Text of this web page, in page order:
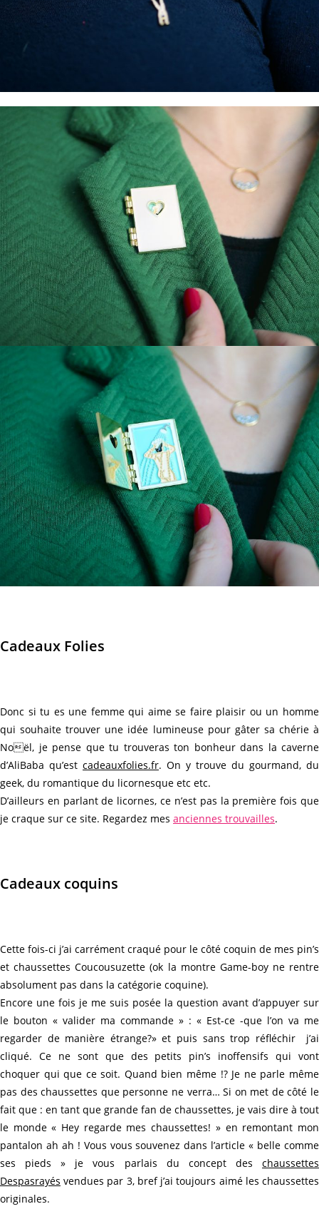
Cadeaux Folies
Donc si tu es une femme qui aime se faire plaisir ou un homme
qui souhaite trouver une idée lumineuse pour gâter sa chérie à
Noël, je pense que tu trouveras ton bonheur dans la caverne
d’AliBaba qu’est cadeauxfolies.fr. On y trouve du gourmand, du
geek, du romantique du licornesque etc etc.
D’ailleurs en parlant de licornes, ce n’est pas la première fois que
je craque sur ce site. Regardez mes anciennes trouvailles.
Cadeaux coquins
Cette fois-ci j’ai carrément craqué pour le côté coquin de mes pin’s
et chaussettes Coucousuzette (ok la montre Game-boy ne rentre
absolument pas dans la catégorie coquine).
Encore une fois je me suis posée la question avant d’appuyer sur
le bouton « valider ma commande » : « Est-ce -que l’on va me
regarder de manière étrange?» et puis sans trop réfléchir j’ai
cliqué. Ce ne sont que des petits pin’s inoffensifs qui vont
choquer qui que ce soit. Quand bien même !? Je ne parle même
pas des chaussettes que personne ne verra… Si on met de côté le
fait que : en tant que grande fan de chaussettes, je vais dire à tout
le monde « Hey regarde mes chaussettes! » en remontant mon
pantalon ah ah ! Vous vous souvenez dans l’article « belle comme
ses pieds » je vous parlais du concept des chaussettes
Despasrayés vendues par 3, bref j’ai toujours aimé les chaussettes
originales.